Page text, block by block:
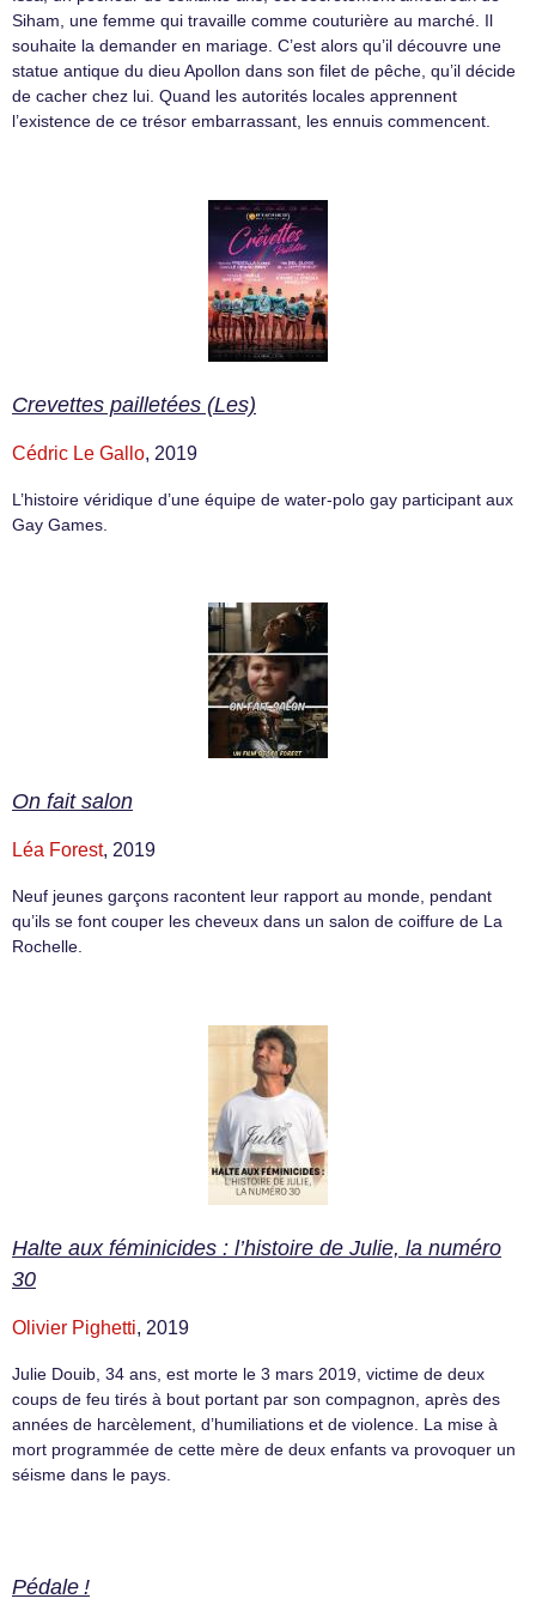
Siham, une femme qui travaille comme couturière au marché. Il
souhaite la demander en mariage. C’est alors qu’il découvre une
statue antique du dieu Apollon dans son filet de pêche, qu’il décide
de cacher chez lui. Quand les autorités locales apprennent
l’existence de ce trésor embarrassant, les ennuis commencent.
Crevettes pailletées (Les)
Cédric Le Gallo, 2019
L’histoire véridique d’une équipe de water-polo gay participant aux
Gay Games.
On fait salon
Léa Forest, 2019
Neuf jeunes garçons racontent leur rapport au monde, pendant
qu’ils se font couper les cheveux dans un salon de coiffure de La
Rochelle.
Halte aux féminicides : l’histoire de Julie, la numéro
30
Olivier Pighetti, 2019
Julie Douib, 34 ans, est morte le 3 mars 2019, victime de deux
coups de feu tirés à bout portant par son compagnon, après des
années de harcèlement, d’humiliations et de violence. La mise à
mort programmée de cette mère de deux enfants va provoquer un
séisme dans le pays.
Pédale !